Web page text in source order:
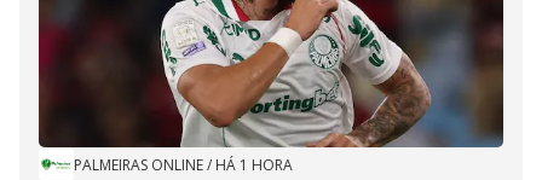
PALMEIRAS ONLINE/ HÁ 1 HORA